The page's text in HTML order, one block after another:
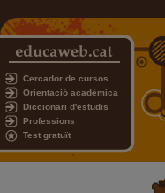
Cercador de cursos
Orientació acadèmica
Diccionari d'estudis
Professions
Test gratuït